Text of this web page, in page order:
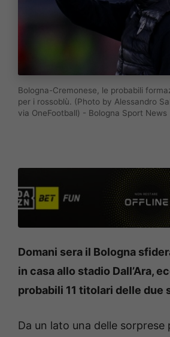
Bologna-Cremonese, le probabili
per i rossoblù. (Photo by Alessandro
via OneFootball) - Bologna Sport News
Domani sera il Bologna
in casa allo stadio Dall’Ara,
probabili 11 titolari delle due
Da un lato una delle